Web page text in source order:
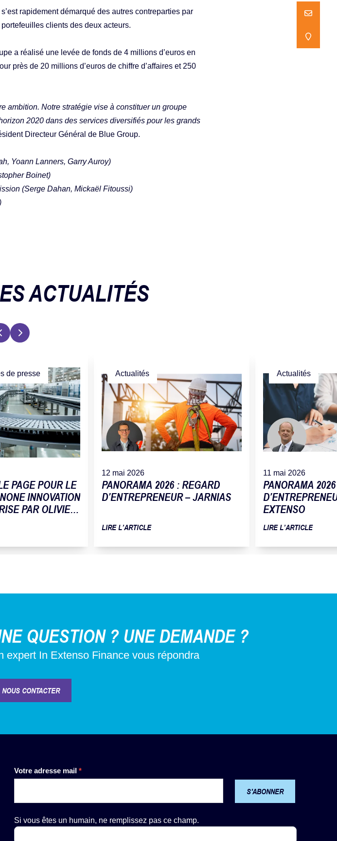
NOUS
NOUS
rapidement démarqué des autres contreparties par
clients des deux acteurs.
a réalisé une levée de fonds de 4 millions d’euros en
près de 20 millions d’euros de chiffre d’affaires et 250
ambition. Notre stratégie vise à constituer un groupe
2020 dans des services diversifiés pour les grands
Directeur Général de Blue Group.
Yoann Lanners, Garry Auroy)
Boinet)
(Serge Dahan, Mickaël Fitoussi)
ACTUALITÉS
de presse
PAGE POUR LE
INNOVATION
PAR OLIVIER
Actualités
12 mai 2026
PANORAMA 2026 : REGARD
D’ENTREPRENEUR – JARNIAS
LIRE L’ARTICLE
Actualités
11 mai 2026
PANORAMA
EXTENSO
LIRE L’ARTICLE
QUESTION ? UNE DEMANDE ?
expert In Extenso Finance vous répondra
NOUS CONTACTER
NOUS
NOUS
Votre adresse mail *
S'ABONNER
Si vous êtes un humain, ne remplissez pas ce champ.